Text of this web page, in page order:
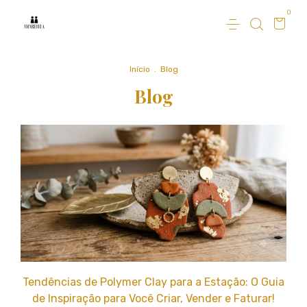
0
Início . Blog
Blog
Tendências de Polymer Clay para a Estação: O Guia
de Inspiração para Você Criar, Vender e Faturar!